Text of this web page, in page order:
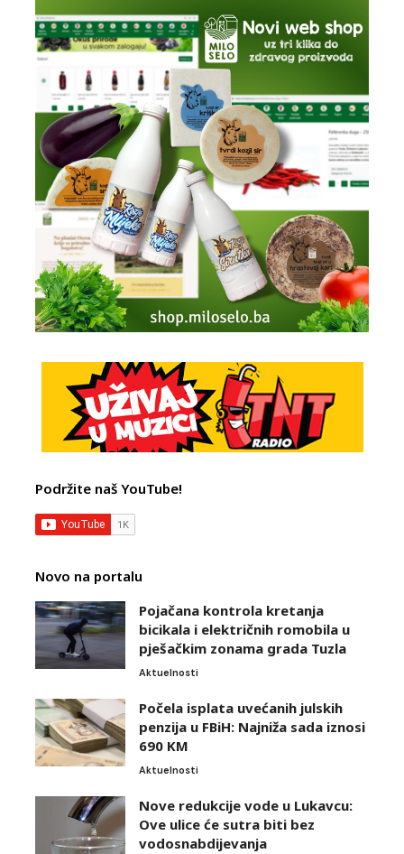
Podržite naš YouTube!
Novo na portalu
Pojačana kontrola kretanja
bicikala i električnih romobila u
pješačkim zonama grada Tuzla
Aktuelnosti
Počela isplata uvećanih julskih
penzija u FBiH: Najniža sada iznosi
690 KM
Aktuelnosti
Nove redukcije vode u Lukavcu:
Ove ulice će sutra biti bez
vodosnabdijevanja